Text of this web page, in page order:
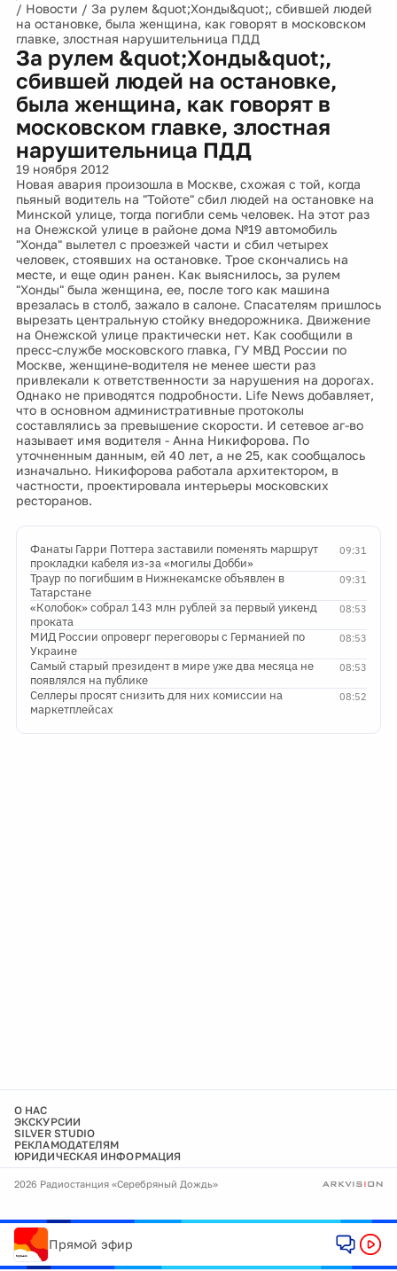
/ Новости / За рулем &quot;Хонды&quot;, сбившей людей
на остановке, была женщина, как говорят в московском
главке, злостная нарушительница ПДД
За рулем &quot;Хонды&quot;,
сбившей людей на остановке,
была женщина, как говорят в
московском главке, злостная
нарушительница ПДД
19 ноября 2012
Новая авария произошла в Москве, схожая с той, когда
пьяный водитель на "Тойоте" сбил людей на остановке на
Минской улице, тогда погибли семь человек. На этот раз
на Онежской улице в районе дома №19 автомобиль
"Хонда" вылетел с проезжей части и сбил четырех
человек, стоявших на остановке. Трое скончались на
месте, и еще один ранен. Как выяснилось, за рулем
"Хонды" была женщина, ее, после того как машина
врезалась в столб, зажало в салоне. Спасателям пришлось
вырезать центральную стойку внедорожника. Движение
на Онежской улице практически нет. Как сообщили в
пресс-службе московского главка, ГУ МВД России по
Москве, женщинe-водителя не менее шести раз
привлекали к ответственности за нарушения на дорогах.
Однако не приводятся подробности. Life News добавляет,
что в основном административные протоколы
составлялись за превышение скорости. И сетевое аг-во
называет имя водителя - Анна Никифорова. По
уточненным данным, ей 40 лет, а не 25, как сообщалось
изначально. Никифорова работала архитектором, в
частности, проектировала интерьеры московских
ресторанов.
09:31
Фанаты Гарри Поттера заставили поменять маршрут
прокладки кабеля из-за «могилы Добби»
09:31
Траур по погибшим в Нижнекамске объявлен в
Татарстане
08:53
«Колобок» собрал 143 млн рублей за первый уикенд
проката
08:53
МИД России опроверг переговоры с Германией по
Украине
08:53
Самый старый президент в мире уже два месяца не
появлялся на публике
08:52
Селлеры просят снизить для них комиссии на
маркетплейсах
О НАС
ЭКСКУРСИИ
SILVER STUDIO
РЕКЛАМОДАТЕЛЯМ
ЮРИДИЧЕСКАЯ ИНФОРМАЦИЯ
2026 Радиостанция «Серебряный Дождь»
Прямой эфир